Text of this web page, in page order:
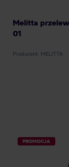
Melitta
01
Producent: MELITTA
PROMOCJA